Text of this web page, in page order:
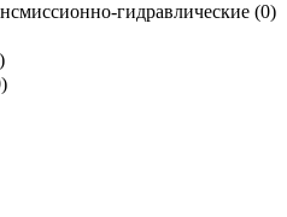
гидравлические (0)
)
)